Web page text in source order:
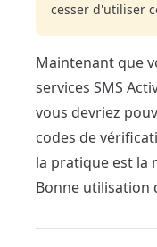
cesser d'utiliser
Maintenant que
services SMS
vous devriez
codes de
la pratique est la
Bonne utilisation